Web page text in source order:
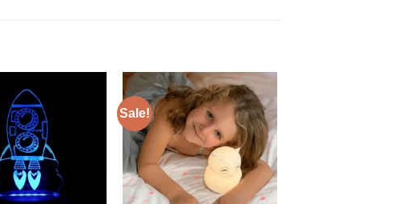
Sale!